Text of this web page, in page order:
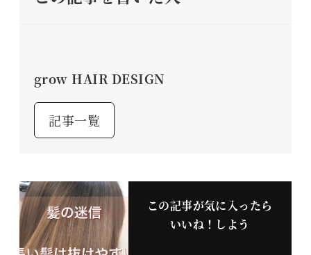
grow HAIR DESIGN
記事一覧
この記事が気に入ったら
いいね！しよう